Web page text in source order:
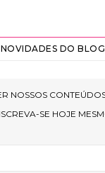
NOVIDADES DO BLOG